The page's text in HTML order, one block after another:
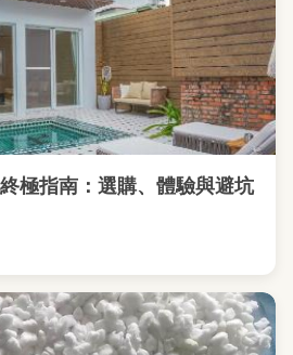
極指南：選購、體驗與避坑